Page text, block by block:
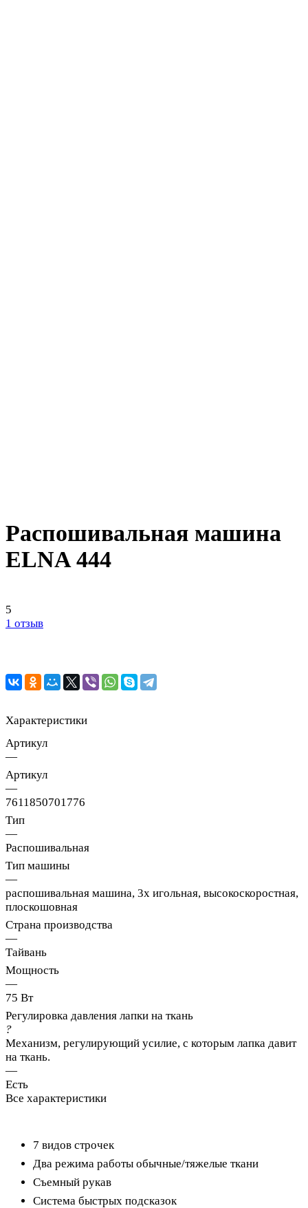
Распошивальная машина
ELNA 444
5
1 отзыв
Характеристики
Артикул
—
Артикул
—
7611850701776
Тип
—
Распошивальная
Тип машины
—
распошивальная машина, 3х игольная, высокоскоростная,
плоскошовная
Страна производства
—
Тайвань
Мощность
—
75 Вт
Регулировка давления лапки на ткань
?
Механизм, регулирующий усилие, с которым лапка давит
на ткань.
—
Есть
Все характеристики
7 видов строчек
Два режима работы обычные/тяжелые ткани
Съемный рукав
Система быстрых подсказок